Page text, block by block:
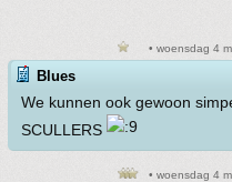
• woensdag 4
Blues
We kunnen ook gewoon
SCULLERS
• woensdag 4